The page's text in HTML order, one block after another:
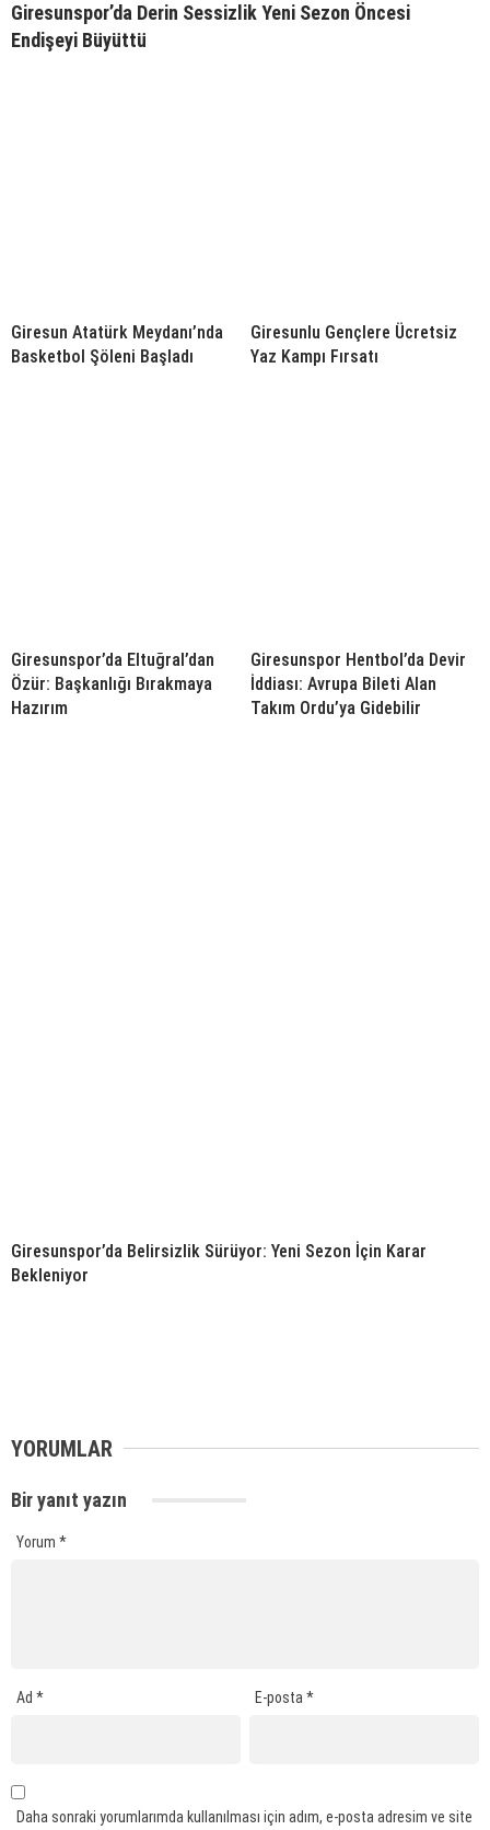
Giresunspor’da Derin Sessizlik Yeni Sezon Öncesi
Endişeyi Büyüttü
Giresun Atatürk Meydanı’nda
Basketbol Şöleni Başladı
Giresunlu Gençlere Ücretsiz
Yaz Kampı Fırsatı
Giresunspor’da Eltuğral’dan
Özür: Başkanlığı Bırakmaya
Hazırım
Giresunspor Hentbol’da Devir
İddiası: Avrupa Bileti Alan
Takım Ordu’ya Gidebilir
Giresunspor’da Belirsizlik Sürüyor: Yeni Sezon İçin Karar
Bekleniyor
YORUMLAR
Bir yanıt yazın
Yorum *
Ad * E-posta*
Daha sonraki yorumlarımda kullanılması için adım, e-posta adresim ve site